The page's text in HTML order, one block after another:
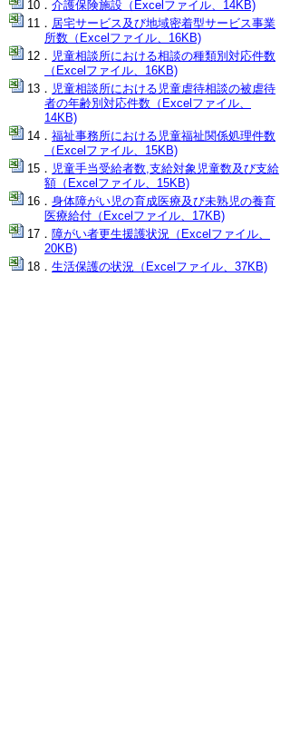
介護保険施設（Excelファイル、14KB)
居宅サービス及び地域密着型サービス事業
所数（Excelファイル、16KB)
児童相談所における相談の種類別対応件数
（Excelファイル、16KB)
児童相談所における児童虐待相談の被虐待
者の年齢別対応件数（Excelファイル、
14KB)
福祉事務所における児童福祉関係処理件数
（Excelファイル、15KB)
児童手当受給者数,支給対象児童数及び支給
額（Excelファイル、15KB)
身体障がい児の育成医療及び未熟児の養育
医療給付（Excelファイル、17KB)
障がい者更生援護状況（Excelファイル、
20KB)
生活保護の状況（Excelファイル、37KB)